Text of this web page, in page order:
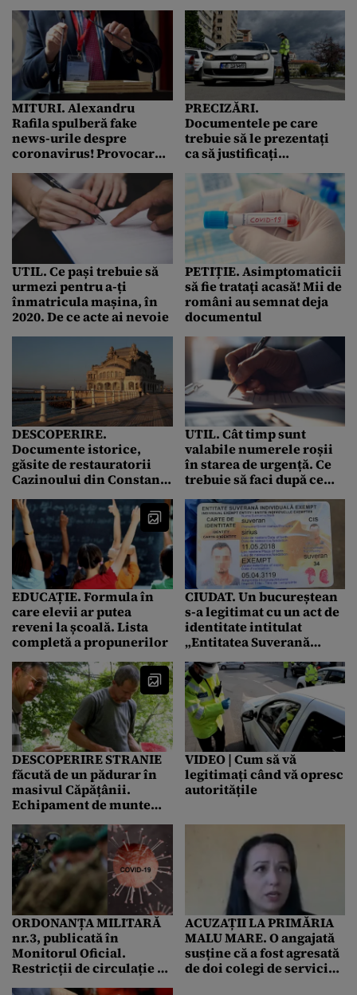
dermato-estetice le poți
achita în mai multe
tranșe
MITURI. Alexandru
Rafila spulberă fake
news-urile despre
coronavirus! Provocare
fără precedent: „Scăpăm
în două-trei săptămâni,
dacă facem asta…”
PRECIZĂRI.
Documentele pe care
trebuie să le prezentați
ca să justificați
deplasarea în afara
localității. Nu doar
declarația se ia în
considerare
UTIL. Ce pași trebuie să
urmezi pentru a-ți
înmatricula mașina, în
2020. De ce acte ai nevoie
PETIȚIE. Asimptomaticii
să fie tratați acasă! Mii de
români au semnat deja
documentul
DESCOPERIRE.
Documente istorice,
găsite de restauratorii
Cazinoului din Constanța
UTIL. Cât timp sunt
valabile numerele roșii
în starea de urgență. Ce
trebuie să faci după ce
EDUCAȚIE. Formula în
care elevii ar putea
reveni la școală. Lista
completă a propunerilor
CIUDAT. Un bucureștean
s-a legitimat cu un act de
identitate intitulat
„Entitatea Suverană
a urmat
DESCOPERIRE STRANIE
făcută de un pădurar în
masivul Căpățânii.
Echipament de munte
cameră foto abandonată.
Ce imagini conține
aparatul
VIDEO | Cum să vă
legitimați când vă opresc
autoritățile
ORDONANȚA MILITARĂ
nr.3, publicată în
Monitorul Oficial.
Restricții de circulație și
ACUZAȚII LA PRIMĂRIA
MALU MARE. O angajată
susține că a fost agresată
de doi colegi de serviciu,